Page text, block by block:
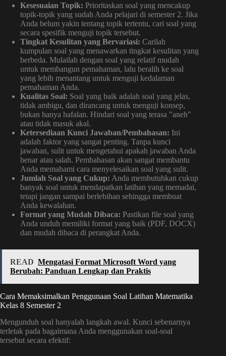
Kesesuaian Topik: Prioritaskan soal yang mencakup
topik-topik yang sudah Anda pelajari di semester 2. Jika
Anda belum yakin tentang topik tertentu, cari soal yang
secara spesifik menguji topik tersebut.
Tingkat Kesulitan yang Bervariasi: Carilah
kumpulan soal yang menawarkan tingkat kesulitan yang
berbeda. Mulailah dengan soal yang relatif mudah
untuk membangun pemahaman, lalu beralih ke soal
yang lebih menantang untuk menguji kedalaman
pemahaman Anda.
Kualitas Soal: Soal yang baik adalah soal yang jelas,
tidak ambigu, dan dirancang untuk menguji konsep,
bukan hanya hafalan. Hindari soal yang terasa "aneh"
atau tidak masuk akal.
Ketersediaan Kunci Jawaban/Pembahasan: Ini
adalah faktor yang sangat penting. Tanpa kunci
jawaban, sulit untuk mengetahui apakah jawaban Anda
benar atau salah. Pembahasan akan sangat membantu
Anda memahami cara menyelesaikan soal yang sulit.
Jumlah Soal yang Cukup: Anda membutuhkan cukup
banyak soal untuk mendapatkan latihan yang memadai,
tetapi jangan sampai berlebihan sehingga membuat
Anda kewalahan.
Format yang Mudah Dibaca: Pastikan file soal yang
Anda unduh memiliki format yang baik (PDF, DOCX)
dan mudah dibaca di perangkat Anda.
READ Mengatasi Format Microsoft Word yang
Berubah: Panduan Lengkap dan Praktis
Cara Memaksimalkan Penggunaan Soal Latihan Matematika
Kelas 8 Semester 2
Mengunduh soal hanyalah langkah awal. Kunci sebenarnya
terletak pada bagaimana Anda menggunakan soal-soal
tersebut secara efektif: